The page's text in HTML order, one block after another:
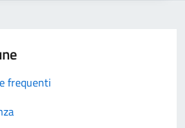
frequenti